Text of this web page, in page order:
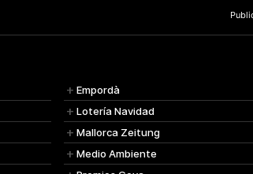
Empordà
Lotería Navidad
Mallorca Zeitung
Medio Ambiente